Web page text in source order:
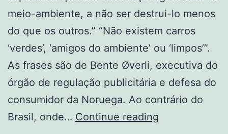
meio-ambiente, a não ser destrui-lo menos
do que os outros.” “Não existem carros
‘verdes’, ‘amigos do ambiente’ ou ‘limpos’”.
As frases são de Bente Øverli, executiva do
órgão de regulação publicitária e defesa do
consumidor da Noruega. Ao contrário do
Brasil, onde… Continue reading